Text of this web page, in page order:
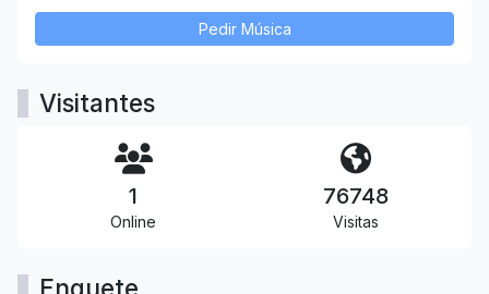
Pedir Música
Visitantes
1
Online
76748
Visitas
Enquete